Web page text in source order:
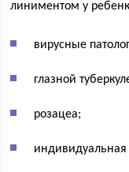
линиментом у
вирусные
глазной
розацеа;
индивидуальная